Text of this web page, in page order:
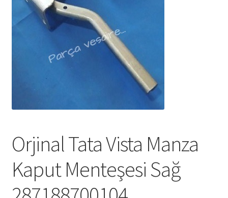
Orjinal Tata Vista Manza
Kaput Menteşesi Sağ